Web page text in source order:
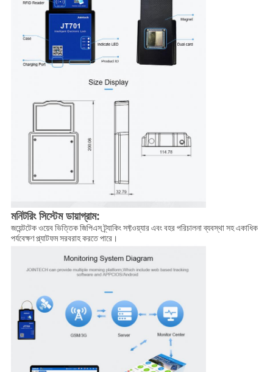
মনিটরিং সিস্টেম ডায়াগ্রাম:
জয়েন্টটেক ওয়েব ভিত্তিক জিপিএস ট্র্যাকিং সফ্টওয়্যার এবং বহর পরিচালনা ব্যবস্থা সহ একাধিক
পর্যবেক্ষণ প্ল্যাটফম সরবরাহ করতে পারে।